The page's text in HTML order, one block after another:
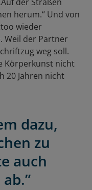
herum.“ Und von
wieder
Weil der Partner
weg soll.
Körperkunst nicht
20 Jahren nicht
dazu,
zu
auch